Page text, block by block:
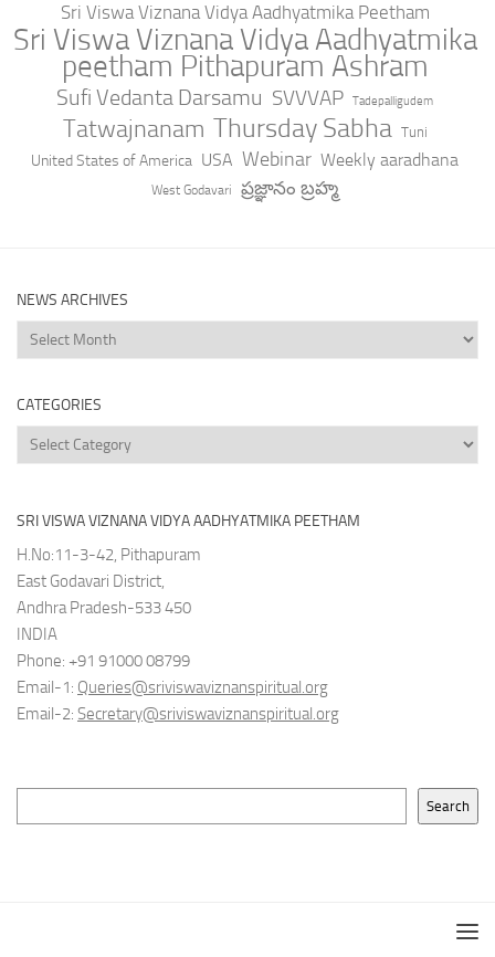
Sri Viswa Viznana Vidya Aadhyatmika Peetham
Sri Viswa Viznana Vidya Aadhyatmika
peetham Pithapuram Ashram
Sufi Vedanta Darsamu SVVVAP Tadepalligudem
Tatwajnanam Thursday Sabha Tuni
United States of America USA Webinar Weekly aaradhana
West Godavari ప్రజ్ఞానం బ్రహ్మ
NEWS ARCHIVES
News
Archives
CATEGORIES
Categories
SRI VISWA VIZNANA VIDYA AADHYATMIKA PEETHAM
H.No:11-3-42, Pithapuram
East Godavari District,
Andhra Pradesh-533 450
INDIA
Phone: +91 91000 08799
Email-1: Queries@sriviswaviznanspiritual.org
Email-2: Secretary@sriviswaviznanspiritual.org
Search